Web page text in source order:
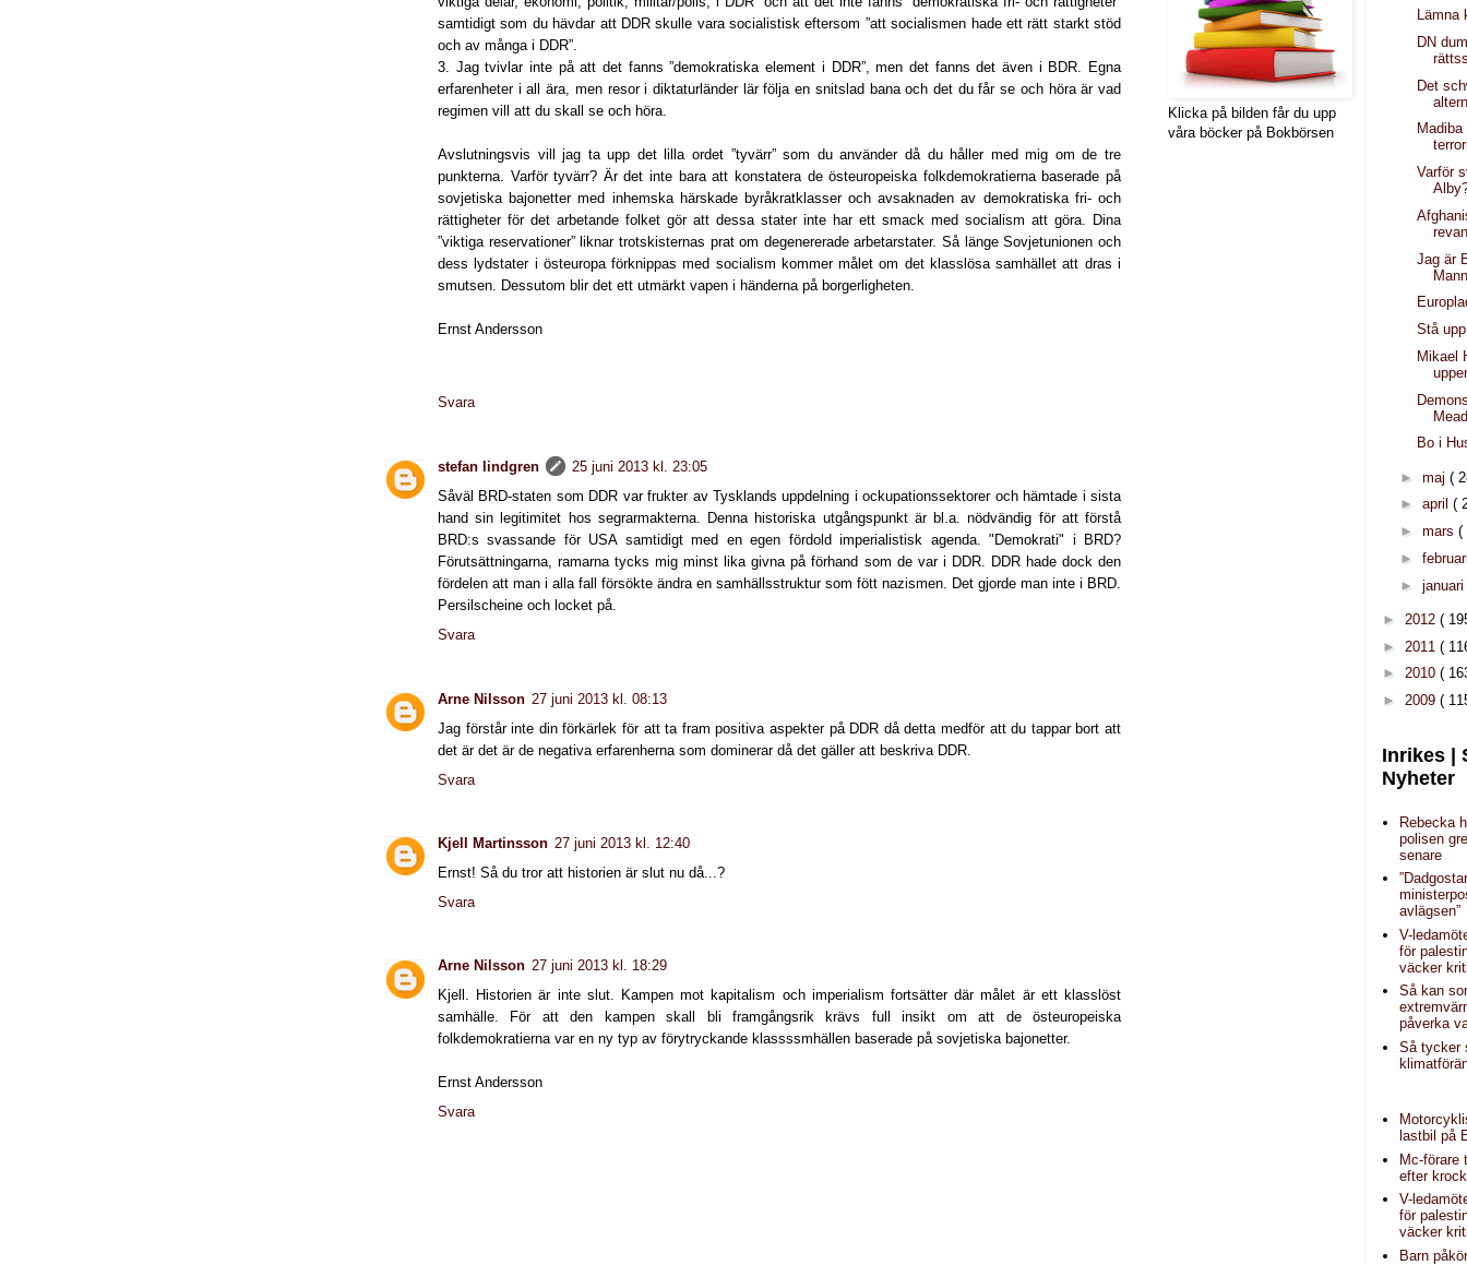
samtidigt som du hävdar att DDR skulle vara socialistisk eftersom ”att socialismen hade ett rätt starkt stöd
och av många i DDR”.
3. Jag tvivlar inte på att det fanns ”demokratiska element i DDR”, men det fanns det även i BDR. Egna
erfarenheter i all ära, men resor i diktaturländer lär följa en snitslad bana och det du får se och höra är vad
regimen vill att du skall se och höra.
Avslutningsvis vill jag ta upp det lilla ordet ”tyvärr” som du använder då du håller med mig om de tre
punkterna. Varför tyvärr? Är det inte bara att konstatera de östeuropeiska folkdemokratierna baserade på
sovjetiska bajonetter med inhemska härskade byråkratklasser och avsaknaden av demokratiska fri- och
rättigheter för det arbetande folket gör att dessa stater inte har ett smack med socialism att göra. Dina
”viktiga reservationer” liknar trotskisternas prat om degenererade arbetarstater. Så länge Sovjetunionen och
dess lydstater i östeuropa förknippas med socialism kommer målet om det klasslösa samhället att dras i
smutsen. Dessutom blir det ett utmärkt vapen i händerna på borgerligheten.
Ernst Andersson
Svara
stefan lindgren
25 juni 2013 kl. 23:05
Såväl BRD-staten som DDR var frukter av Tysklands uppdelning i ockupationssektorer och hämtade i sista
hand sin legitimitet hos segrarmakterna. Denna historiska utgångspunkt är bl.a. nödvändig för att förstå
BRD:s svassande för USA samtidigt med en egen fördold imperialistisk agenda. "Demokrati" i BRD?
Förutsättningarna, ramarna tycks mig minst lika givna på förhand som de var i DDR. DDR hade dock den
fördelen att man i alla fall försökte ändra en samhällsstruktur som fött nazismen. Det gjorde man inte i BRD.
Persilscheine och locket på.
Svara
Arne Nilsson 27 juni 2013 kl. 08:13
Jag förstår inte din förkärlek för att ta fram positiva aspekter på DDR då detta medför att du tappar bort att
det är det är de negativa erfarenherna som dominerar då det gäller att beskriva DDR.
Svara
Kjell Martinsson 27 juni 2013 kl. 12:40
Ernst! Så du tror att historien är slut nu då...?
Svara
Arne Nilsson 27 juni 2013 kl. 18:29
Kjell. Historien är inte slut. Kampen mot kapitalism och imperialism fortsätter där målet är ett klasslöst
samhälle. För att den kampen skall bli framgångsrik krävs full insikt om att de östeuropeiska
folkdemokratierna var en ny typ av förytryckande klassssmhällen baserade på sovjetiska bajonetter.
Ernst Andersson
Svara
Klicka på bilden får du upp
våra böcker på Bokbörsen
Lämna
DN
Det
Varför
Jag är
Stå
Mikael
Bo i
► maj (
► april (
► mars (
►
► januari
► 2012 (
► 2011 (
► 2010 (
► 2009 (
Inrikes |
Nyheter
Rebecka
polisen
senare
avlägsen”
V-
för
väcker
Så kan
påverka
Så tycker
lastbil på
Mc-förare
efter
V-
för
väcker
Barn